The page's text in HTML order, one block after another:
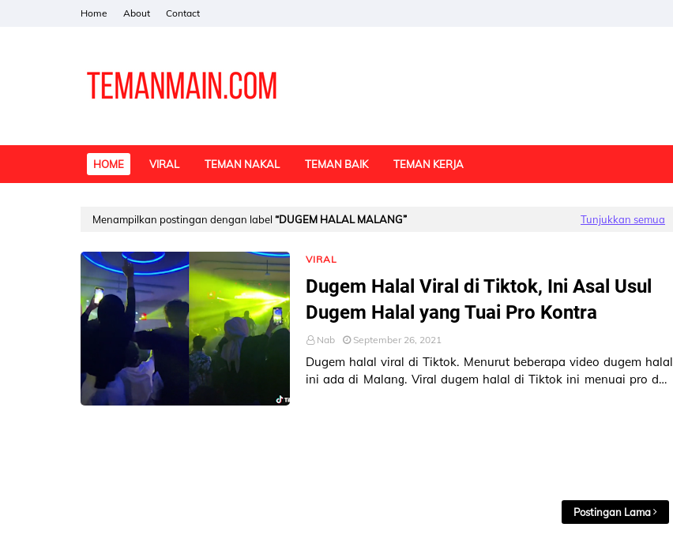
Home About Contact
HOME VIRAL TEMAN NAKAL TEMAN BAIK TEMAN KERJA
Menampilkan postingan dengan label DUGEM HALAL MALANG Tunjukkan semua
VIRAL
Dugem Halal Viral di Tiktok, Ini Asal Usul
Dugem Halal yang Tuai Pro Kontra
Nab September 26, 2021
Dugem halal viral di Tiktok. Menurut beberapa video dugem halal
ini ada di Malang. Viral dugem halal di Tiktok ini menuai pro dan
Postingan Lama